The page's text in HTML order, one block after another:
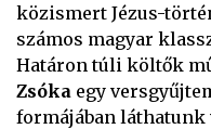
közismert Jézus-
számos magyar
Határon túli költők
Zsóka egy
formájában láthatunk